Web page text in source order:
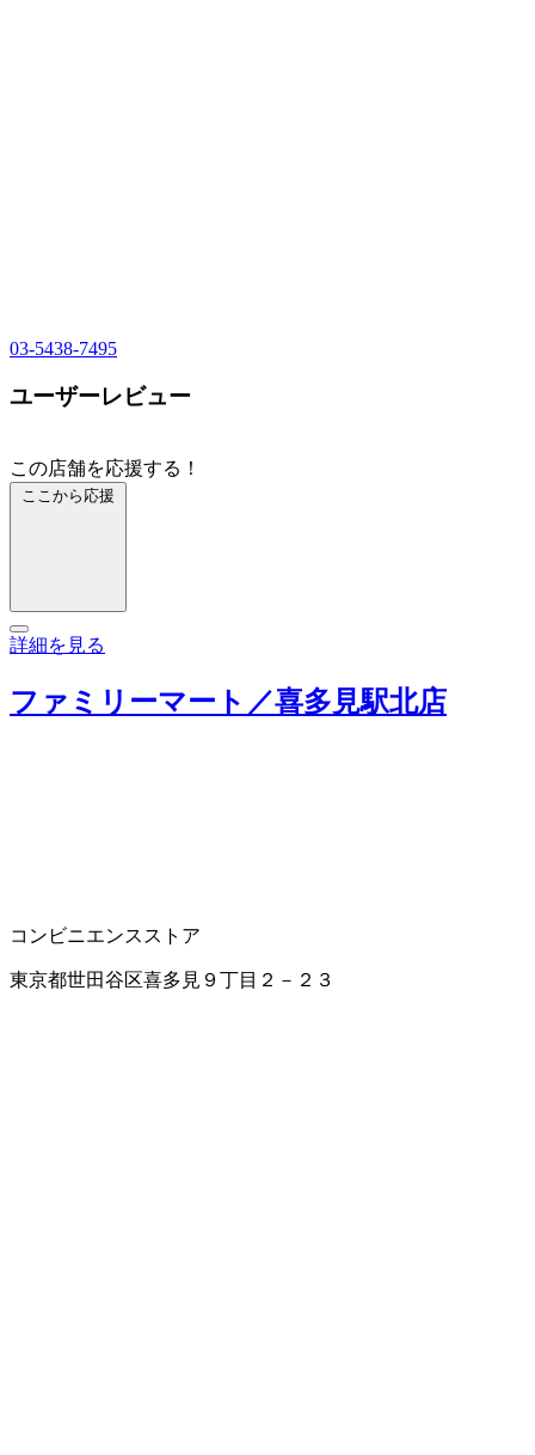
03-5438-7495
ユーザーレビュー
この店舗を応援する！
ここから応援
詳細を見る
ファミリーマート／喜多見駅北店
コンビニエンスストア
東京都世田谷区喜多見９丁目２－２３